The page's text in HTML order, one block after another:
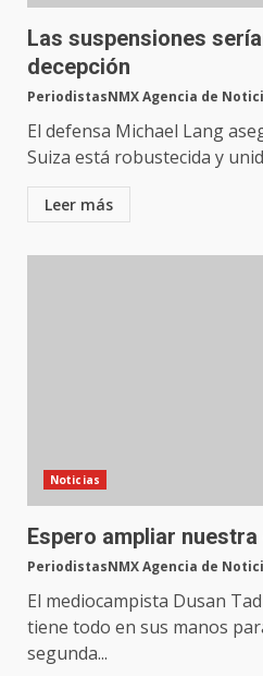
Las suspensiones
decepción
PeriodistasNMX Agencia de
El defensa Michael Lang
Suiza está robustecida y
Leer más
Noticias
Espero ampliar
PeriodistasNMX Agencia de
El mediocampista Dusan
tiene todo en sus manos
segunda...